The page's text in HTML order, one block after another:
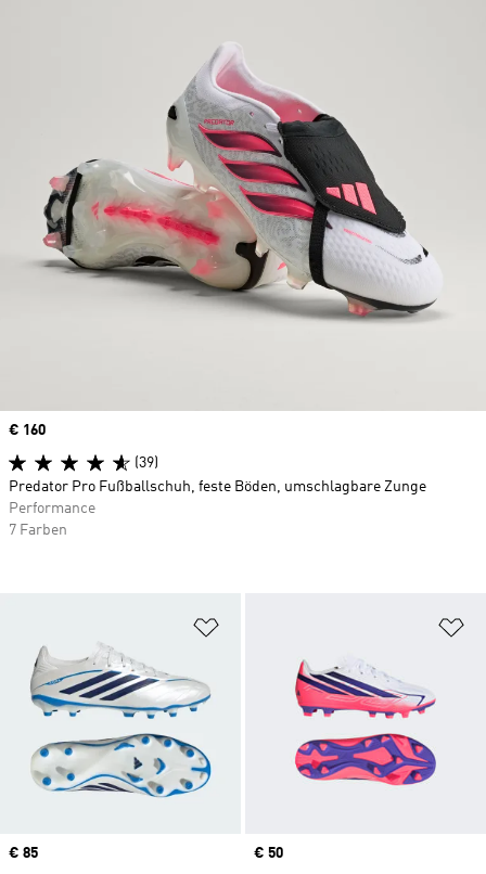
Price
€ 85
Price
€ 50
Price
€ 160
(39)
Predator Pro Fußballschuh, feste Böden, umschlagbare Zunge
Performance
7 Farben